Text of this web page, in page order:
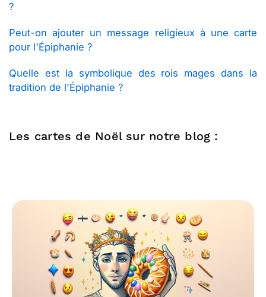
?
Peut-on ajouter un message religieux à une carte
pour l'Épiphanie ?
Quelle est la symbolique des rois mages dans la
tradition de l'Épiphanie ?
Les cartes de Noël sur notre blog :